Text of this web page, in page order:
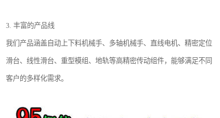
3. 丰富的产品线
我们产品涵盖自动上下料机械手、多轴机械手、直线电机、精密定位
滑台、线性滑台、重型模组、地轨等高精密传动组件，能够满足不同
客户的多样化需求。